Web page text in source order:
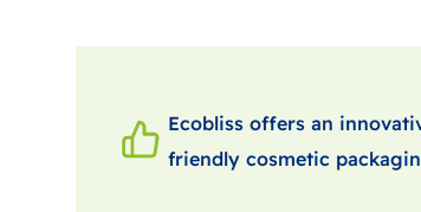
Ecobliss offers an
friendly cosmetic